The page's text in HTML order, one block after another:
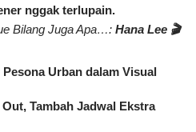
nggak terlupain.
Bilang Juga Apa…: Hana Lee 🎬
Urban dalam Visual
Tambah Jadwal Ekstra